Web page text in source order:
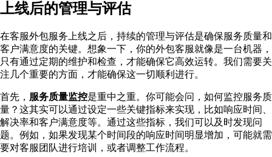
上线后的管理与评估
在客服外包服务上线之后，持续的管理与评估是确保服务质量和
客户满意度的关键。想象一下，你的外包客服就像是一台机器，
只有通过定期的维护和检查，才能确保它高效运转。我们需要关
注几个重要的方面，才能确保这一切顺利进行。
首先， 服务质量监控是重中之重。你可能会问，如何监控服务质
量？这其实可以通过设定一些关键指标来实现，比如响应时间、
解决率和客户满意度等。通过这些指标，我们可以及时发现问
题。例如，如果发现某个时间段的响应时间明显增加，可能就需
要对客服团队进行培训，或者调整工作流程。